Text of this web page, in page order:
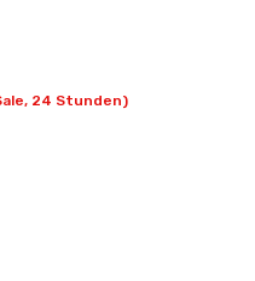
24 Stunden)